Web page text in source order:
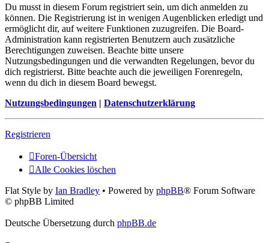
Du musst in diesem Forum registriert sein, um dich anmelden zu
können. Die Registrierung ist in wenigen Augenblicken erledigt und
ermöglicht dir, auf weitere Funktionen zuzugreifen. Die Board-
Administration kann registrierten Benutzern auch zusätzliche
Berechtigungen zuweisen. Beachte bitte unsere
Nutzungsbedingungen und die verwandten Regelungen, bevor du
dich registrierst. Bitte beachte auch die jeweiligen Forenregeln,
wenn du dich in diesem Board bewegst.
Nutzungsbedingungen | Datenschutzerklärung
Registrieren
Foren-Übersicht
Alle Cookies löschen
Flat Style by Ian Bradley • Powered by phpBB® Forum Software
© phpBB Limited
Deutsche Übersetzung durch phpBB.de